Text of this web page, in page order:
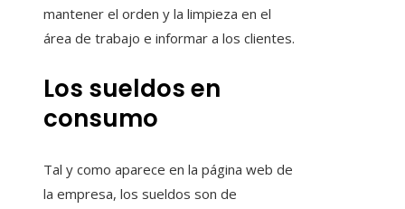
mantener el orden y la limpieza en el
área de trabajo e informar a los clientes.
Los sueldos en
consumo
Tal y como aparece en la página web de
la empresa, los sueldos son de